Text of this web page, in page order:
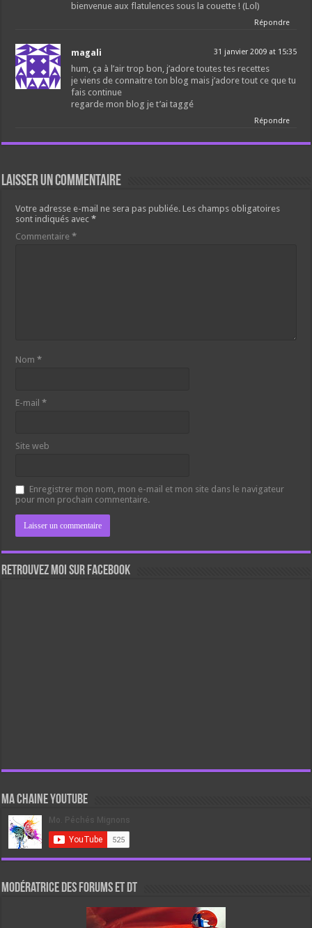
bienvenue aux flatulences sous la couette ! (Lol)
Répondre
magali 31 janvier 2009 at 15:35
hum, ça à l’air trop bon, j’adore toutes tes recettes
je viens de connaitre ton blog mais j’adore tout ce que tu
fais continue
regarde mon blog je t’ai taggé
Répondre
Laisser un commentaire
Votre adresse e-mail ne sera pas publiée. Les champs obligatoires
sont indiqués avec*
Commentaire*
Nom*
E-mail*
Site web
Enregistrer mon nom, mon e-mail et mon site dans le navigateur
pour mon prochain commentaire.
Retrouvez moi sur Facebook
Ma chaine Youtube
Modératrice des forums et DT